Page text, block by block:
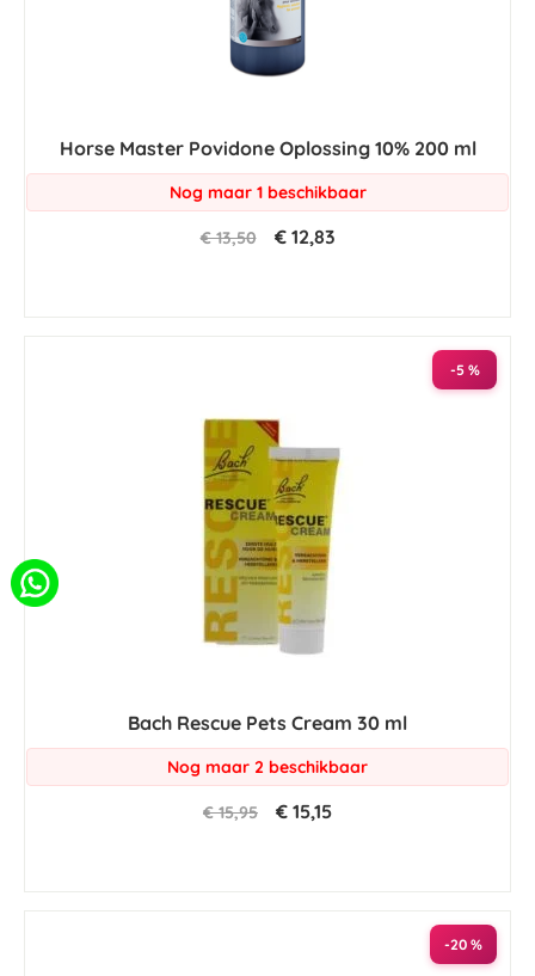
Horse Master Povidone Oplossing 10% 200 ml
Nog maar 1 beschikbaar
€ 13,50 € 12,83
-5 %
Bach Rescue Pets Cream 30 ml
Nog maar 2 beschikbaar
€ 15,95 € 15,15
-20 %